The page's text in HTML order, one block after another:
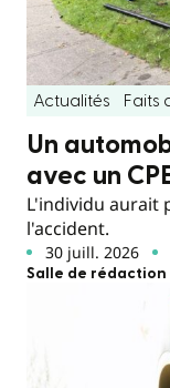
Actualités Faits
Un
avec un
L'individu aurait
l'accident.
30 juill. 2026
Salle de rédaction